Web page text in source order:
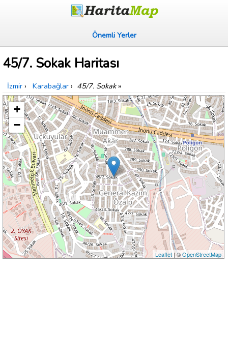
Önemli Yerler
45/7. Sokak Haritası
İzmir › Karabağlar › 45/7. Sokak»
+
−
Leaflet| ©OpenStreetMap